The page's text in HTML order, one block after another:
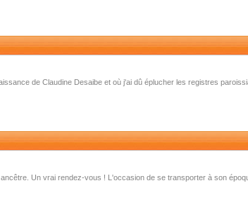
de Claudine Desaibe et où j'ai dû éplucher les registres
Un vrai rendez-vous ! L'occasion de se transporter à son